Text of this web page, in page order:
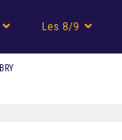
Les 8/9
BRY